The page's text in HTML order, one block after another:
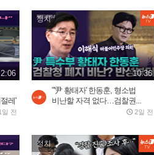
2:06
레'
일 전
정치
10:36
"'尹 황태자' 한동훈, 형소법
비난할 자격 없다…검찰권...
2일 전
정치